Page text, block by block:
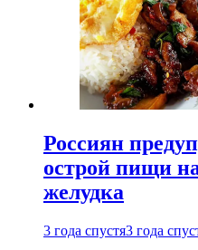
Россиян
острой пищи
желудка
3 года спустя3 года